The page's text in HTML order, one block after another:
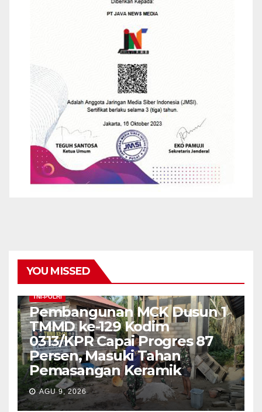
YOU MISSED
TNI-POLRI
Pembangunan MCK Dusun 1
TMMD ke-129 Kodim
0313/KPR Capai Progres 87
Persen, Masuki Tahan
Pemasangan Keramik
AGU 9, 2026
TNI-POLRI